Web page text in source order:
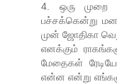
4. ஒரு முறை
பச்சக்கென்று
முன் ஜோதிகா
எனக்கும்
மேதைகள்
என்ன என்று